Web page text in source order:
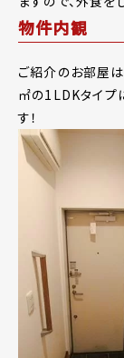
物件内観
ご紹介のお部屋
㎡の1LDKタイプ
す！